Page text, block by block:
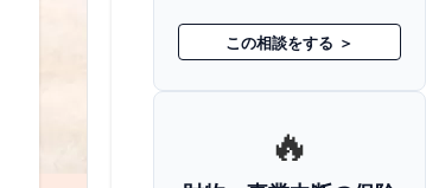
この相談をする ＞
🔥